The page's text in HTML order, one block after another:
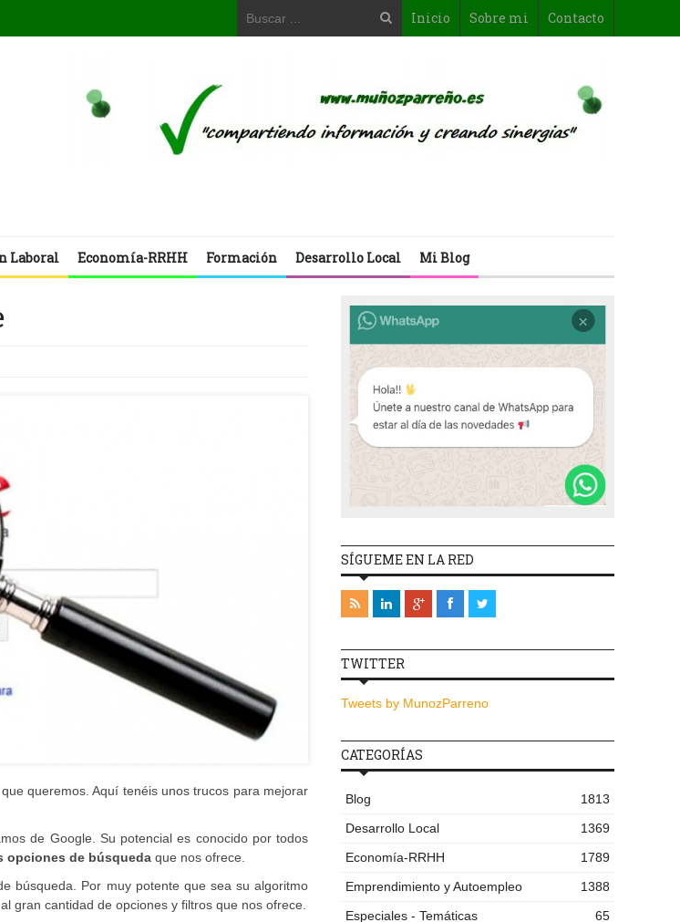
Inicio Sobre mi Contacto
Laboral Economía-RRHH Formación Desarrollo Local Mi Blog
queremos. Aquí tenéis unos trucos para mejorar
de Google. Su potencial es conocido por todos
opciones de búsqueda que nos ofrece.
búsqueda. Por muy potente que sea su algoritmo
gran cantidad de opciones y filtros que nos ofrece.
SÍGUEME EN LA RED
TWITTER
Tweets by MunozParreno
CATEGORÍAS
Blog
1813
Desarrollo Local
1369
Economía-RRHH
1789
Emprendimiento y Autoempleo
1388
Especiales - Temáticas
65